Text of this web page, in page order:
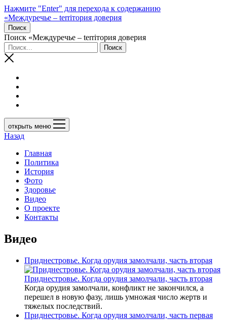
Нажмите "Enter" для перехода к содержанию
«Междуречье – terriтория доверия
Поиск
Поиск «Междуречье – terriтория доверия
открыть меню
Назад
Главная
Политика
История
Фото
Здоровье
Видео
О проекте
Контакты
Видео
Приднестровье. Когда орудия замолчали, часть вторая
Приднестровье. Когда орудия замолчали, часть вторая
Когда орудия замолчали, конфликт не закончился, а
перешел в новую фазу, лишь умножая число жертв и
тяжелых последствий.
Приднестровье. Когда орудия замолчали, часть первая